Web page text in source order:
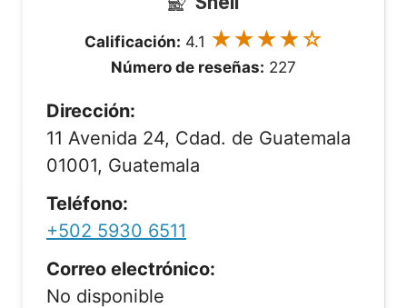
Calificación: 4.1 ★★★★☆
Número de reseñas: 227
Dirección:
11 Avenida 24, Cdad. de Guatemala
01001, Guatemala
Teléfono:
+502 5930 6511
Correo electrónico:
No disponible